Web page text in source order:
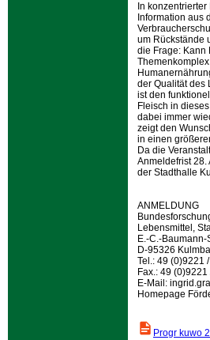
In
Information aus
um Rückstände
die Frage: Kann
der Qualität des
ist den
Fleisch in
dabei immer
zeigt den
in einen
Da die
Anmeldefrist 28.
der Stadthalle
ANMELDUNG
Lebensmittel,
E.-C.-Baumann-
D-95326
Tel.: 49 (0)9221
Fax.: 49
E-Mail:
Homepage
Progr kuwo